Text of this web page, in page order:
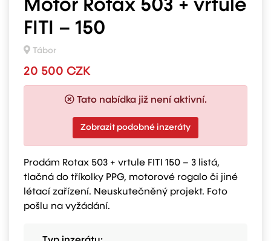
Motor Rotax 503 + vrtule
FITI – 150
Tábor
20 500 CZK
Tato nabídka již není aktivní.
Zobrazit podobné inzeráty
Prodám Rotax 503 + vrtule FITI 150 – 3 listá,
tlačná do tříkolky PPG, motorové rogalo či jiné
létací zařízení. Neuskutečněný projekt. Foto
pošlu na vyžádání.